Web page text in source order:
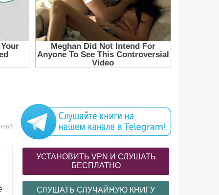
УСТАНОВИТЬ VPN И СЛУШАТЬ
БЕСПЛАТНО
СЛУШАТЬ СЛУЧАЙНУЮ КНИГУ